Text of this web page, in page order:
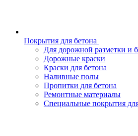
Покрытия для бетона
Для дорожной разметки и
Дорожные краски
Краски для бетона
Наливные полы
Пропитки для бетона
Ремонтные материалы
Специальные покрытия